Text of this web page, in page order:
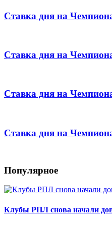
Ставка дня на
Ставка дня на
Ставка дня на
Ставка дня на
Популярное
Клубы РПЛ снова начали